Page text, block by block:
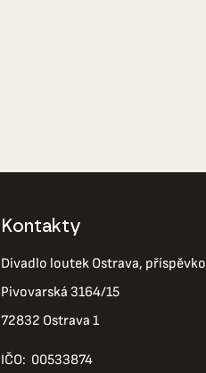
Kontakty
Divadlo loutek Ostrava,
Pivovarská 3164/15
72832 Ostrava 1
IČO: 00533874